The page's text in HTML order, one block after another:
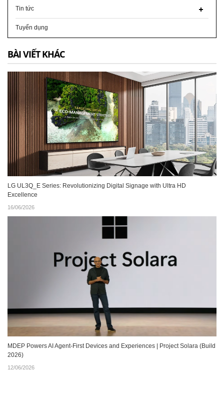
Tin tức
Tuyển dụng
BÀI VIẾT KHÁC
LG UL3Q_E Series: Revolutionizing Digital Signage with Ultra HD
Excellence
16/06/2026
MDEP Powers AI Agent‑First Devices and Experiences | Project Solara (Build
2026)
12/06/2026